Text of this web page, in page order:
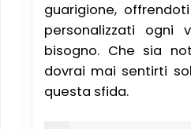
guarigione,
personalizzati
bisogno. Che sia
dovrai mai sentirti
questa sfida.